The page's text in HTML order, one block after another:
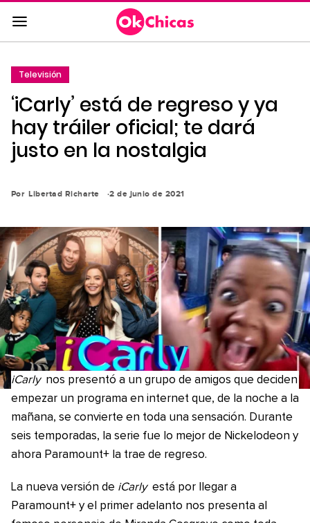
Saltar
al
contenido
a
la
navegación
principal
Televisión
‘iCarly’ está de regreso y ya
hay tráiler oficial; te dará
justo en la nostalgia
Por Libertad Richarte 2 de junio de 2021
iCarly nos presentó a un grupo de amigos que deciden
empezar un programa en internet que, de la noche a la
mañana, se convierte en toda una sensación. Durante
seis temporadas, la serie fue lo mejor de Nickelodeon y
ahora Paramount+ la trae de regreso.
La nueva versión de iCarly está por llegar a
Paramount+ y el primer adelanto nos presenta al